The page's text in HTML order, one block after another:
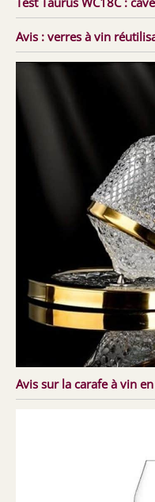
Avis : verres à vin
Avis sur la carafe à vin